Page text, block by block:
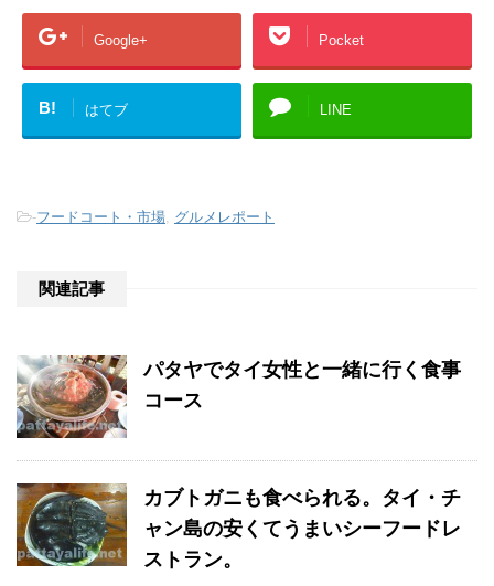
Google+ Pocket
B! はてブ LINE
-フードコート・市場, グルメレポート
関連記事
パタヤでタイ女性と一緒に行く食事
コース
カブトガニも食べられる。タイ・チ
ャン島の安くてうまいシーフードレ
ストラン。